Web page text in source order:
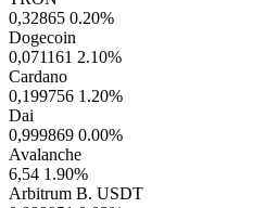
0,32865 0.20%
Dogecoin
0,071161 2.10%
Cardano
0,199756 1.20%
Dai
0,999869 0.00%
Avalanche
6,54 1.90%
Arbitrum B. USDT